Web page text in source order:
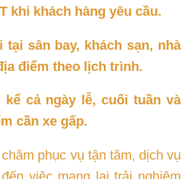
khi khách hàng yêu cầu.
sân bay, khách sạn, nhà
điểm theo lịch trình.
kể cả ngày lễ, cuối tuần và
cần xe gấp.
phục vụ tận tâm, dịch vụ